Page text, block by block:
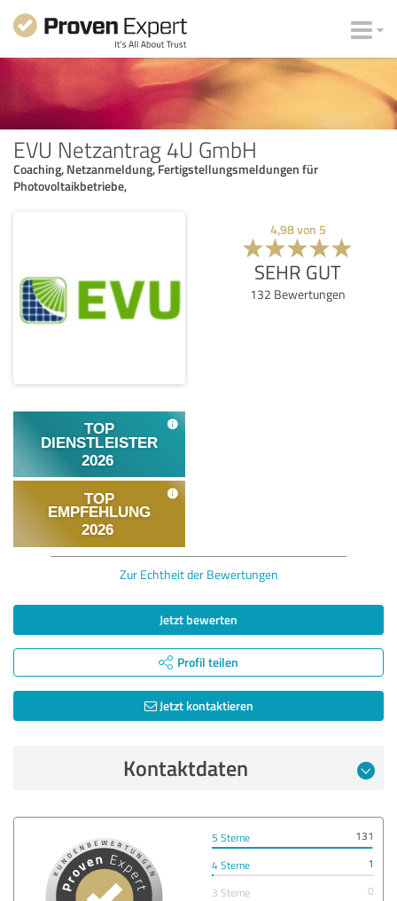
EVU Netzantrag 4U GmbH
Coaching, Netzanmeldung, Fertigstellungsmeldungen für
Photovoltaikbetriebe,
4,98von 5
SEHR GUT
132 Bewertungen
Zur Echtheit der Bewertungen
Jetzt bewerten
Profil teilen
Jetzt kontaktieren
Kontaktdaten
5 Sterne
131
4 Sterne
1
3 Sterne
0